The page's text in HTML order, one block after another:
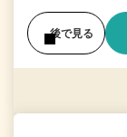
後で見る